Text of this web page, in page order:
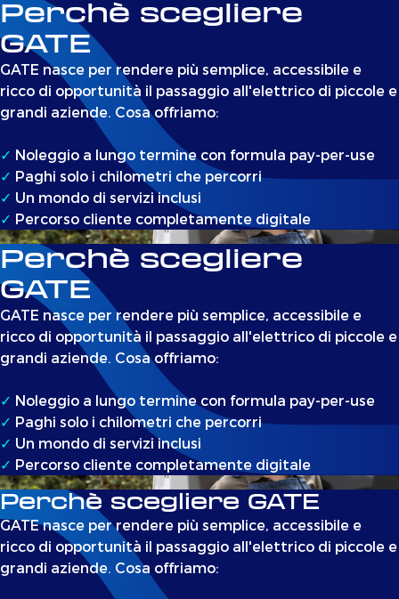
Perchè scegliere
GATE
GATE nasce per rendere più semplice, accessibile e
ricco di opportunità il passaggio all'elettrico di piccole e
grandi aziende. Cosa offriamo:
✓ Noleggio a lungo termine con formula pay-per-use
✓ Paghi solo i chilometri che percorri
✓ Un mondo di servizi inclusi
✓ Percorso cliente completamente digitale
Perchè scegliere
GATE
GATE nasce per rendere più semplice, accessibile e
ricco di opportunità il passaggio all'elettrico di piccole e
grandi aziende. Cosa offriamo:
✓ Noleggio a lungo termine con formula pay-per-use
✓ Paghi solo i chilometri che percorri
✓ Un mondo di servizi inclusi
✓ Percorso cliente completamente digitale
Perchè scegliere GATE
GATE nasce per rendere più semplice, accessibile e
ricco di opportunità il passaggio all'elettrico di piccole e
grandi aziende. Cosa offriamo: